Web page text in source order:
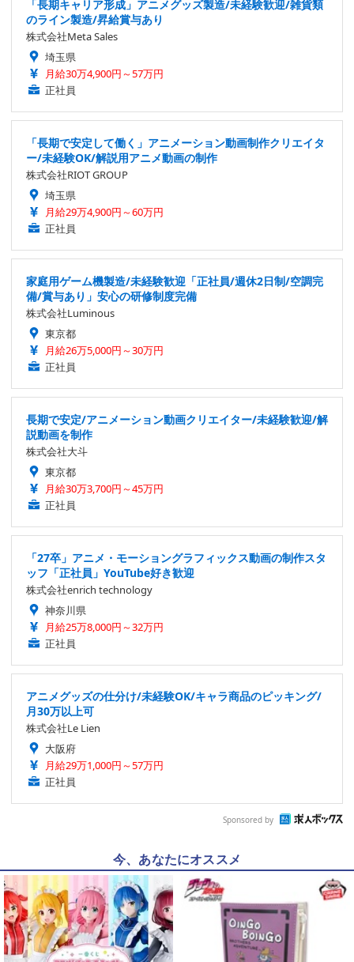
「長期キャリア形成」アニメグッズ製造/未経験歓迎/雑貨類
のライン製造/昇給賞与あり
株式会社Meta Sales
埼玉県
月給30万4,900円～57万円
正社員
「長期で安定して働く」アニメーション動画制作クリエイタ
ー/未経験OK/解説用アニメ動画の制作
株式会社RIOT GROUP
埼玉県
月給29万4,900円～60万円
正社員
家庭用ゲーム機製造/未経験歓迎「正社員/週休2日制/空調完
備/賞与あり」安心の研修制度完備
株式会社Luminous
東京都
月給26万5,000円～30万円
正社員
長期で安定/アニメーション動画クリエイター/未経験歓迎/解
説動画を制作
株式会社大斗
東京都
月給30万3,700円～45万円
正社員
「27卒」アニメ・モーショングラフィックス動画の制作スタ
ッフ「正社員」YouTube好き歓迎
株式会社enrich technology
神奈川県
月給25万8,000円～32万円
正社員
アニメグッズの仕分け/未経験OK/キャラ商品のピッキング/
月30万以上可
株式会社Le Lien
大阪府
月給29万1,000円～57万円
正社員
Sponsored by
今、あなたにオススメ